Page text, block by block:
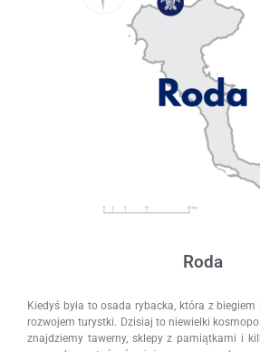
Roda
Kiedyś była to osada rybacka, która z
rozwojem turystki. Dzisiaj to niewielki
znajdziemy tawerny, sklepy z pamiątkami i